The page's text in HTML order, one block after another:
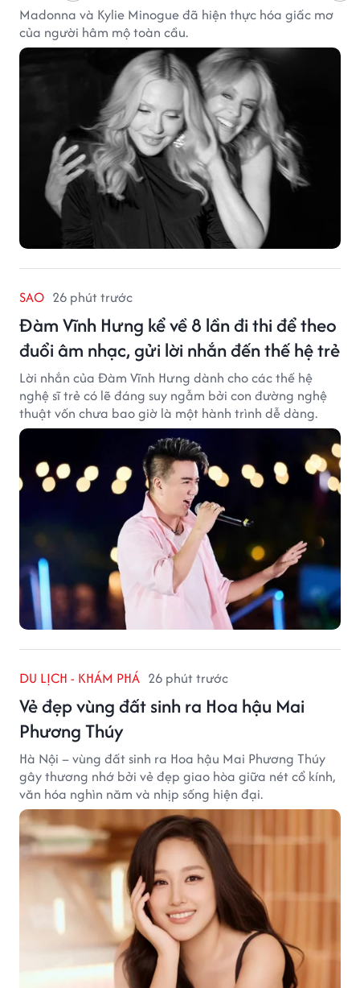
Madonna và Kylie Minogue đã hiện thực hóa giấc mơ
của người hâm mộ toàn cầu.
SAO 26 phút trước
Đàm Vĩnh Hưng kể về 8 lần đi thi để theo
đuổi âm nhạc, gửi lời nhắn đến thế hệ trẻ
Lời nhắn của Đàm Vĩnh Hưng dành cho các thế hệ
nghệ sĩ trẻ có lẽ đáng suy ngẫm bởi con đường nghệ
thuật vốn chưa bao giờ là một hành trình dễ dàng.
DU LỊCH - KHÁM PHÁ 26 phút trước
Vẻ đẹp vùng đất sinh ra Hoa hậu Mai
Phương Thúy
Hà Nội – vùng đất sinh ra Hoa hậu Mai Phương Thúy
gây thương nhớ bởi vẻ đẹp giao hòa giữa nét cổ kính,
văn hóa nghìn năm và nhịp sống hiện đại.